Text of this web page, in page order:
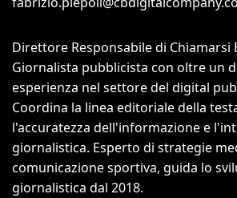
Direttore Responsabile di Chiamarsi
Giornalista pubblicista con oltre un
esperienza nel settore del digital
Coordina la linea editoriale della
l'accuratezza dell'informazione e
giornalistica. Esperto di strategie
comunicazione sportiva, guida lo
giornalistica dal 2018.